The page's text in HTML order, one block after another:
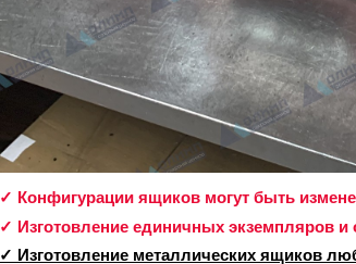
✓ Конфигурации ящиков могут быть
✓ Изготовление единичных экземпляров и
✓ Изготовление металлических ящиков